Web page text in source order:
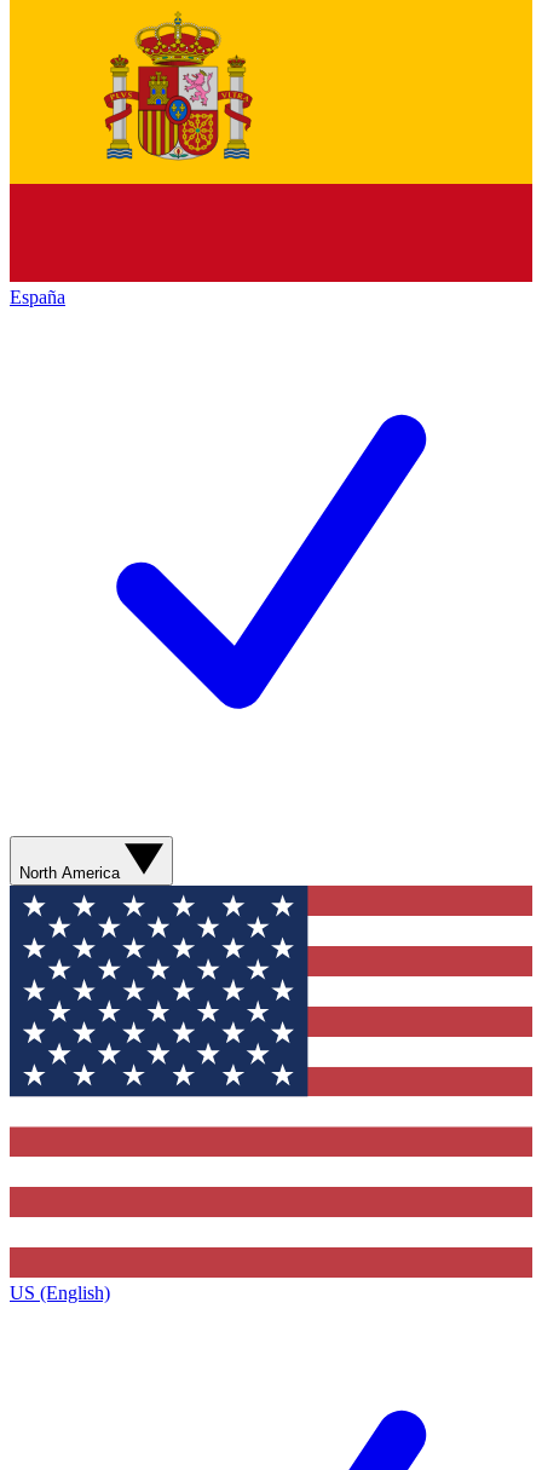
España
North America
US (English)